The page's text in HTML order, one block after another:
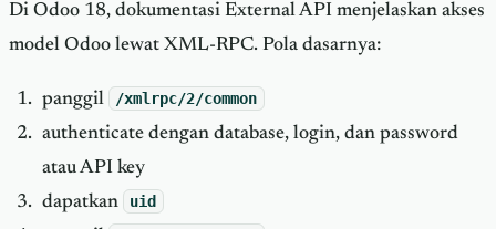
Di Odoo 18, dokumentasi External API menjelaskan akses
model Odoo lewat XML-RPC. Pola dasarnya:
panggil /xmlrpc/2/common
authenticate dengan database, login, dan password
atau API key
dapatkan
uid